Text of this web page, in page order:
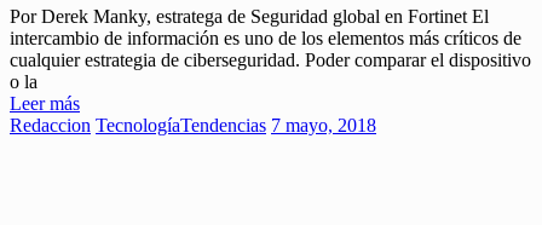
Por Derek Manky, estratega de Seguridad global en Fortinet El
intercambio de información es uno de los elementos más críticos de
cualquier estrategia de ciberseguridad. Poder comparar el dispositivo
o la
Leer más
Redaccion TecnologíaTendencias 7 mayo, 2018